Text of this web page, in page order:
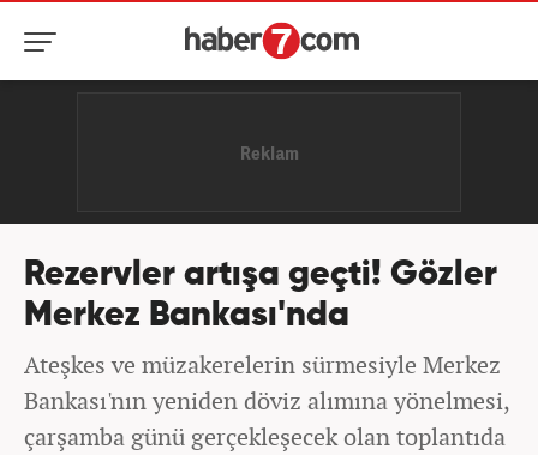
Rezervler artışa geçti! Gözler
Merkez Bankası'nda
Ateşkes ve müzakerelerin sürmesiyle Merkez
Bankası'nın yeniden döviz alımına yönelmesi,
çarşamba günü gerçekleşecek olan toplantıda